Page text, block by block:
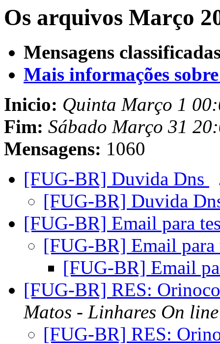
Os arquivos Março
Mensagens
Mais informações
Inicio: Quinta Março 1
Fim: Sábado Março 31
Mensagens: 1060
[FUG-BR] Duvida Dns
[FUG-BR] Duvida
[FUG-BR] Email para
[FUG-BR] Email para
[FUG-BR] Email
[FUG-BR] RES:
Matos - Linhares On line
[FUG-BR] RES: